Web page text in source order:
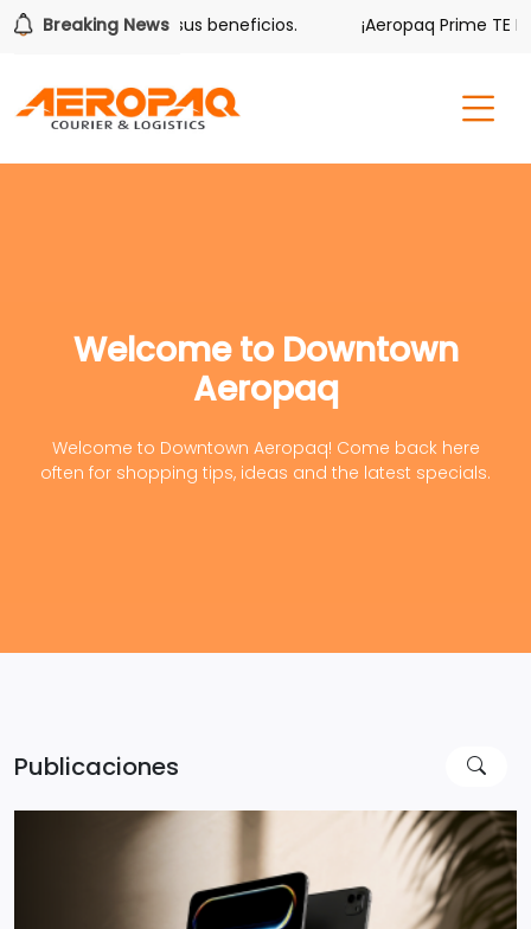
Breaking News
también tiene sus beneficios. ¡Aeropaq Prime TE DA
Welcome to Downtown
Aeropaq
Welcome to Downtown Aeropaq! Come back here
often for shopping tips, ideas and the latest specials.
Publicaciones